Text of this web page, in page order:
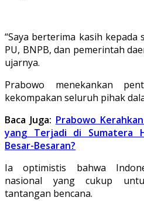
“Saya berterima kasih kepada
PU, BNPB, dan pemerintah
ujarnya.
Prabowo menekankan
kekompakan seluruh pihak
Baca Juga: Prabowo
yang Terjadi di Sumatera
Besar-Besaran?
Ia optimistis bahwa
nasional yang cukup
tantangan bencana.